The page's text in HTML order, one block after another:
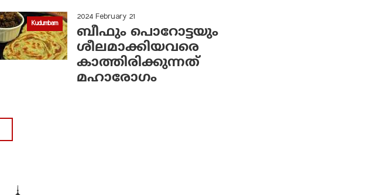
Kudumbam
2024 February 21
ബീഫും പൊറോട്ടയും
ശീലമാക്കിയവരെ
കാത്തിരിക്കുന്നത്
മഹാരോഗം